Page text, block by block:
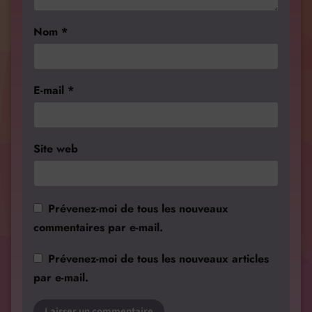
Nom *
E-mail *
Site web
Prévenez-moi de tous les nouveaux
commentaires par e-mail.
Prévenez-moi de tous les nouveaux articles
par e-mail.